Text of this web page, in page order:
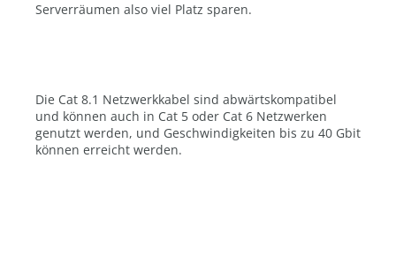
Serverräumen also viel Platz sparen.
Die Cat 8.1 Netzwerkkabel sind abwärtskompatibel
und können auch in Cat 5 oder Cat 6 Netzwerken
genutzt werden, und Geschwindigkeiten bis zu 40 Gbit
können erreicht werden.